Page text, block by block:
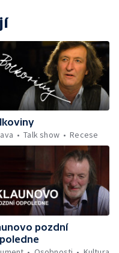
Talk show Recese
pozdní